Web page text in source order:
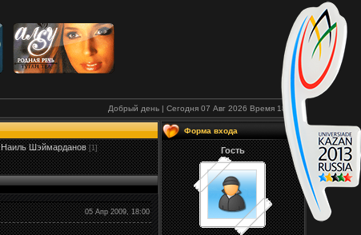
Добрый день | Сегодня 07 Авг 2026 Время 18:00
Наиль Шэймарданов [1]
05 Апр 2009, 18:00
Форма входа
Гость